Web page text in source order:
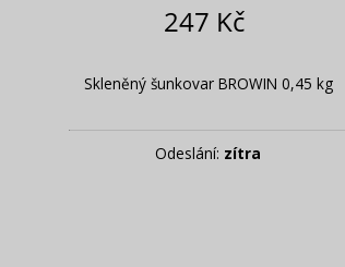
247 Kč
Skleněný šunkovar BROWIN 0,45 kg
Odeslání: zítra
MUST HAVE
Produkty potřebné v